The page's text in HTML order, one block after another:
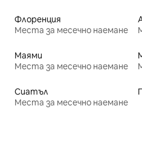
Флоренция
Места за месечно наемане
Маями
Места за месечно наемане
Сиатъл
Места за месечно наемане